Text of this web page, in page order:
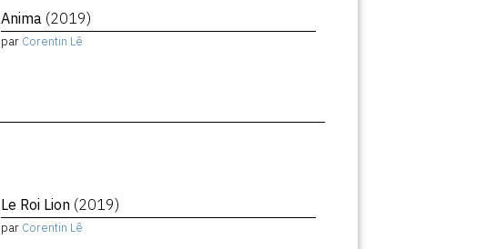
Anima (2019)
par Corentin Lê
Le Roi Lion (2019)
par Corentin Lê